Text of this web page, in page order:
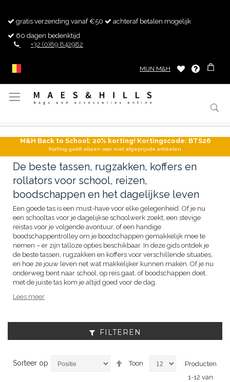
gratis verzending vanaf €50
achteraf betalen mogelijk
60 dagen bedenktijd
+32 (0)89 842982
MIJN M&H
Toggle
M&H Back to School: 20% korting! Kortingscode: BTS26
*Korting geldt alleen voor niet afgeprijsde artikelen.
De beste tassen, rugzakken, koffers en
rollators voor school, reizen,
boodschappen en het dagelijkse leven
Een goede tas is een must-have voor elke gelegenheid. Of je nu
een schooltas voor je dagelijkse schoolwerk zoekt, een stevige
reistas voor je volgende avontuur, of een handige
boodschappentrolley om je boodschappen gemakkelijk mee te
nemen – er zijn talloze opties beschikbaar. In deze gids ontdek je
de beste tassen, rugzakken en koffers voor verschillende situaties,
en hoe ze jouw leven net wat makkelijker kunnen maken. Of je nu
onderweg bent naar school, op reis gaat, of boodschappen doet,
met de juiste tas kom je altijd goed voor de dag.
Lees meer
FILTEREN
Sorteer op
Van
Toon
Producten
1-12 van